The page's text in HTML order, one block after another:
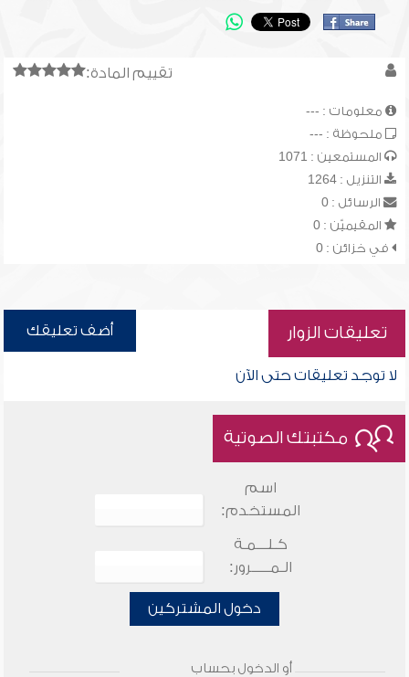
تقييم المادة:
معلومات : ---
ملحوظة : ---
المستمعين : 1071
التنزيل : 1264
الرسائل : 0
المقيميّن : 0
في خزائن : 0
تعليقات الزوار أضف تعليقك
لا توجد تعليقات حتى الآن
مكتبتك الصوتية
اسم
المستخدم:
كـلـــمـة
الـمـــــرور:
دخول المشتركين
أو الدخول بحساب